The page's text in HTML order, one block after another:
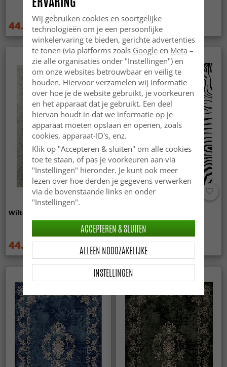
44.99 € 59.99 € 44.99 € 59.99 €
Wilton - Mateur (beige)
44.99 € 44.99 €
Wij gebruiken cookies en soortgelijke
technologieën om je een persoonlijke
winkelervaring te bieden, gerichte advertenties
te tonen (via platforms zoals Googleen Meta –
zie alle organisaties onder "Instellingen") en
om onze websites betrouwbaar en veilig te
houden. Hiervoor verzamelen wij informatie
over hoe je de website gebruikt, je voorkeuren
en het apparaat dat je gebruikt. Een deel
hiervan houdt in dat we informatie op je
apparaat moeten opslaan en openen, zoals
cookies, apparaat-ID's, enz.
Klik op "Accepteren & sluiten" om alle cookies
toe te staan, of pas je voorkeuren aan via
"Instellingen" hieronder. Je kunt ook meer
lezen over hoe derden je gegevens verwerken
via de bovenstaande links en onder
"Instellingen".
INSTELLINGEN
ALLEEN NOODZAKELIJKE
ACCEPTEREN & SLUITEN